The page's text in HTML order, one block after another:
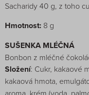
Sacharidy 40 g, z toho
Hmotnost: 8 g
SUŠENKA MLÉČNÁ
Bonbon z mléčné
Složení: Cukr, kakaové
kakaová hmota,